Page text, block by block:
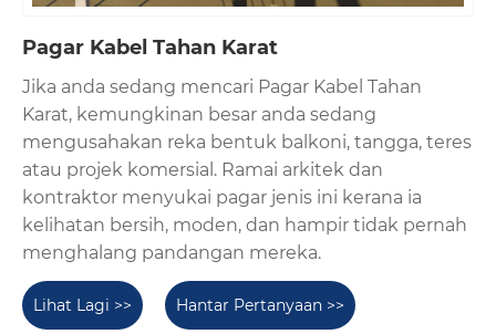
Pagar Kabel Tahan Karat
Jika anda sedang mencari Pagar Kabel Tahan
Karat, kemungkinan besar anda sedang
mengusahakan reka bentuk balkoni, tangga, teres
atau projek komersial. Ramai arkitek dan
kontraktor menyukai pagar jenis ini kerana ia
kelihatan bersih, moden, dan hampir tidak pernah
menghalang pandangan mereka.
Lihat Lagi >> Hantar Pertanyaan >>